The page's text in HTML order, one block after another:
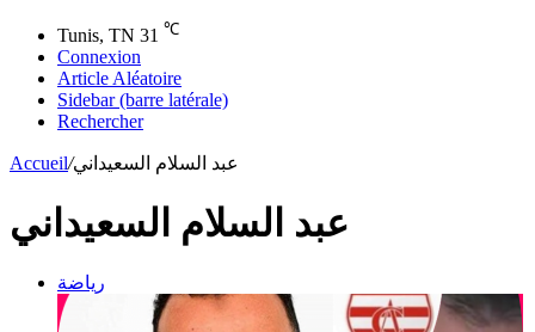
Tunis, TN 31 ℃
Connexion
Article Aléatoire
Sidebar (barre latérale)
Rechercher
Accueil/عبد السلام السعيداني
عبد السلام السعيداني
رياضة